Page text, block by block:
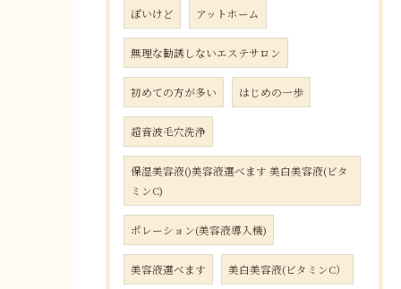
ぽいけど アットホーム
無理な勧誘しないエステサロン
初めての方が多い はじめの一歩
超音波毛穴洗浄
保湿美容液()美容液選べます 美白美容液(ビタ
ミンC)
ポレーション(美容液導入機)
美容液選べます 美白美容液(ビタミンC）